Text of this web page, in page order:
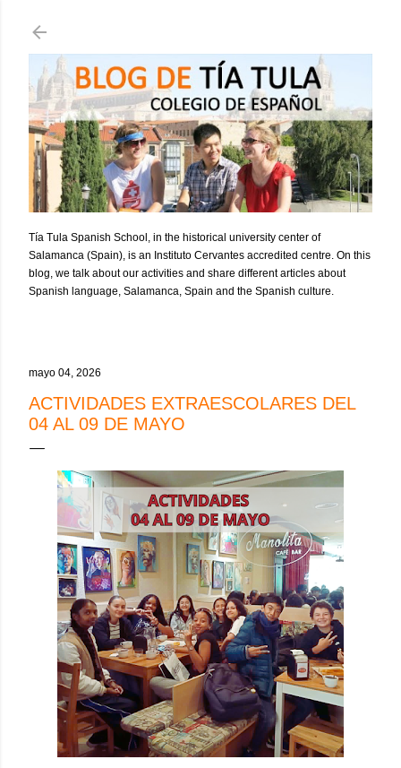
Tía Tula Spanish School, in the historical university center of
Salamanca (Spain), is an Instituto Cervantes accredited centre. On this
blog, we talk about our activities and share different articles about
Spanish language, Salamanca, Spain and the Spanish culture.
mayo 04, 2026
ACTIVIDADES EXTRAESCOLARES DEL
04 AL 09 DE MAYO